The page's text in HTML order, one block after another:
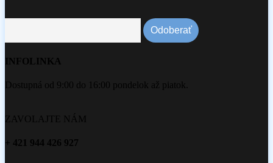
INFOLINKA
Dostupná od 9:00 do 16:00 pondelok až piatok.
ZAVOLAJTE NÁM
+ 421 944 426 927